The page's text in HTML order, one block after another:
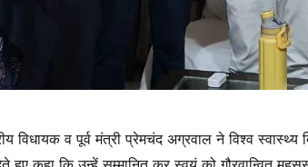
व पूर्व मंत्री प्रेमचंद अग्रवाल ने विश्व स्वास्थ्य